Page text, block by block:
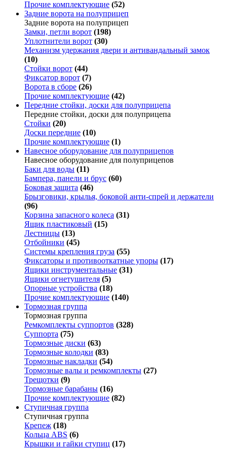
Прочие комплектующие (52)
Задние ворота на полуприцеп
Задние ворота на полуприцеп
Замки, петли ворот (198)
Уплотнители ворот (30)
Механизм удержания двери и антивандальный замок
(10)
Стойки ворот (44)
Фиксатор ворот (7)
Ворота в сборе (26)
Прочие комплектующие (42)
Передние стойки, доски для полуприцепа
Передние стойки, доски для полуприцепа
Стойки (20)
Доски передние (10)
Прочие комплектующие (1)
Навесное оборудование для полуприцепов
Навесное оборудование для полуприцепов
Баки для воды (11)
Бампера, панели и брус (60)
Боковая защита (46)
Брызговики, крылья, боковой анти-спрей и держатели
(96)
Корзина запасного колеса (31)
Ящик пластиковый (15)
Лестницы (13)
Отбойники (45)
Системы крепления груза (55)
Фиксаторы и противооткатные упоры (17)
Ящики инструментальные (31)
Ящики огнетушителя (5)
Опорные устройства (18)
Прочие комплектующие (140)
Тормозная группа
Тормозная группа
Ремкомплекты суппортов (328)
Суппорта (75)
Тормозные диски (63)
Тормозные колодки (83)
Тормозные накладки (54)
Тормозные валы и ремкомплекты (27)
Трещотки (9)
Тормозные барабаны (16)
Прочие комплектующие (82)
Ступичная группа
Ступичная группа
Крепеж (18)
Кольца ABS (6)
Крышки и гайки ступиц (17)